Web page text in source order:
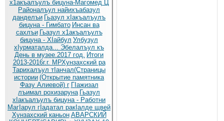
х1акъалъулъ бицуна-Магомед Ц
Районалъул найихъабазул
данделъи Гьазул хIакъалъулъ
бицуна - Гимбато Инсан ва
сахлъи Гьазул х1акъалъулъ
бицуна - ХIайбул Улбузул
хIурматалда... Эбелалъул къ
День в музее.2017 год. Итоги
2013-2016г.г. МРХунзахский ра
Тарихалъул тIанчал(Страницы
истории (Открытие памятника
Фазу Алиевой) г ГIажизал
лъимал рохизаруна Гьазул
хIакъалъулъ бицуна - Работни
МагIарул гIадатал ракIалде щвей
Хунзахский каньон АВАРСКИЙ